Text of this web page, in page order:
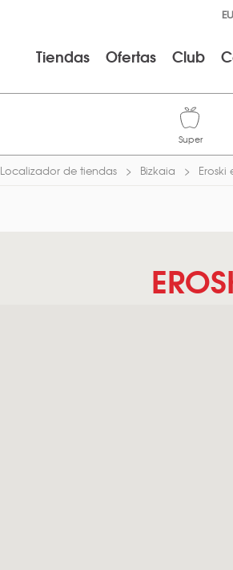
Tiendas Ofertas Club
Localizador de tiendas Bizkaia Eroski